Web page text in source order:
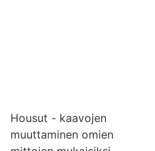
Housut - kaavojen
muuttaminen omien